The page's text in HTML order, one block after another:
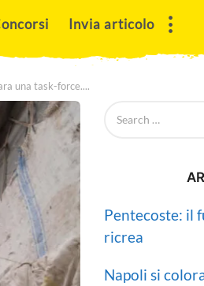
Invia articolo
una task-force....
o
:
Pentecoste: il
ricrea
Napoli si